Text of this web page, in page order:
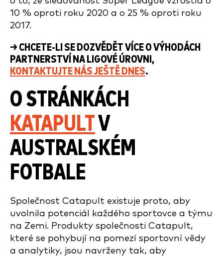
10 % oproti roku 2020 a o 25 % oproti roku
2017.
→ CHCETE-LI SE DOZVĚDĚT VÍCE O VÝHODÁCH
PARTNERSTVÍ NA LIGOVÉ ÚROVNI,
KONTAKTUJTE NÁS JEŠTĚ DNES.
O STRÁNKÁCH
KATAPULTV
AUSTRALSKÉM
FOTBALE
Společnost Catapult existuje proto, aby
uvolnila potenciál každého sportovce a týmu
na Zemi. Produkty společnosti Catapult,
které se pohybují na pomezí sportovní vědy
a analytiky, jsou navrženy tak, aby